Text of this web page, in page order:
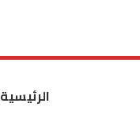
الرئيسية